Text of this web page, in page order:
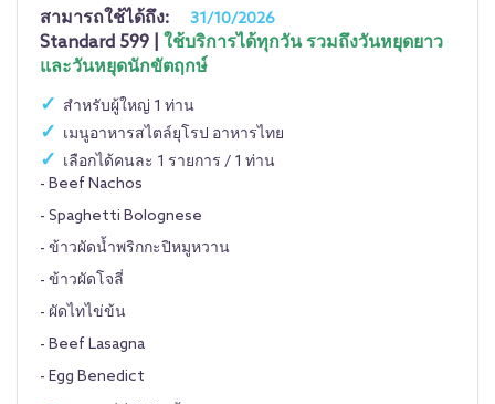
สามารถใช้ได้ถึง: 31/10/2026
Standard 599 | ใช้บริการได้ทุกวัน รวมถึงวันหยุดยาว
และวันหยุดนักขัตฤกษ์
สำหรับผู้ใหญ่ 1 ท่าน
เมนูอาหารสไตล์ยุโรป อาหารไทย
เลือกได้คนละ 1 รายการ / 1 ท่าน
- Beef Nachos
- Spaghetti Bolognese
- ข้าวผัดน้ำพริกกะปิหมูหวาน
- ข้าวผัดโจลี่
- ผัดไทไข่ข้น
- Beef Lasagna
- Egg Benedict